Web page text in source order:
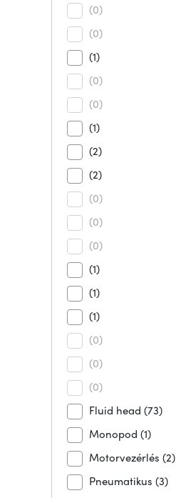
(0)
(0)
(1)
(0)
(0)
(1)
(2)
(2)
(0)
(0)
(0)
(1)
(1)
(1)
(0)
(0)
(0)
Fluid head (73)
Monopod (1)
Motorvezérlés (2)
Pneumatikus (3)